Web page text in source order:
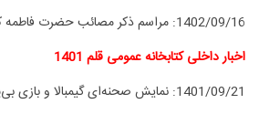
1402/09/16: مراسم ذکر مصائب حضرت فاطمه
اخبار داخلی کتابخانه عمومی قلم 1401
1401/09/21: نمایش صحنه‌ای گیمبالا و بازی